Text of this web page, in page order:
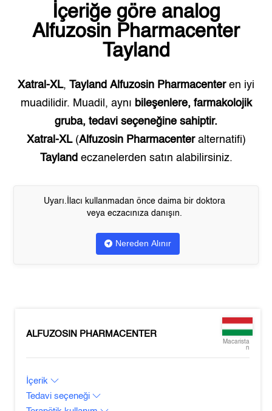
İçeriğe göre analog
Alfuzosin Pharmacenter
Tayland
Xatral-XL, Tayland Alfuzosin Pharmacenteren iyi
muadilidir. Muadil, aynı bileşenlere, farmakolojik
gruba, tedavi seçeneğine sahiptir.
Xatral-XL(Alfuzosin Pharmacenteralternatifi)
Tayland eczanelerden satın alabilirsiniz.
Uyarı.İlacı kullanmadan önce daima bir doktora
veya eczacınıza danışın.
Nereden Alınır
ALFUZOSIN PHARMACENTER
Macarista
n
İçerik
Tedavi seçeneği